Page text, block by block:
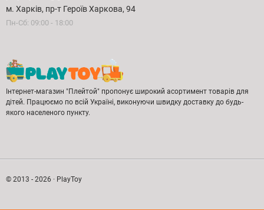
м. Харків, пр-т Героїв Харкова, 94
Пн-Сб: 09:00 - 18:00
Інтернет-магазин "Плейтой" пропонує широкий асортимент товарів для
дітей. Працюємо по всій Україні, виконуючи швидку доставку до будь-
якого населеного пункту.
© 2013 - 2026 · PlayToy